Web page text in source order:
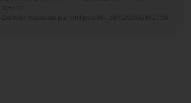
105437
Dernier message par philippe79 - 28/02/2005 19:21:08